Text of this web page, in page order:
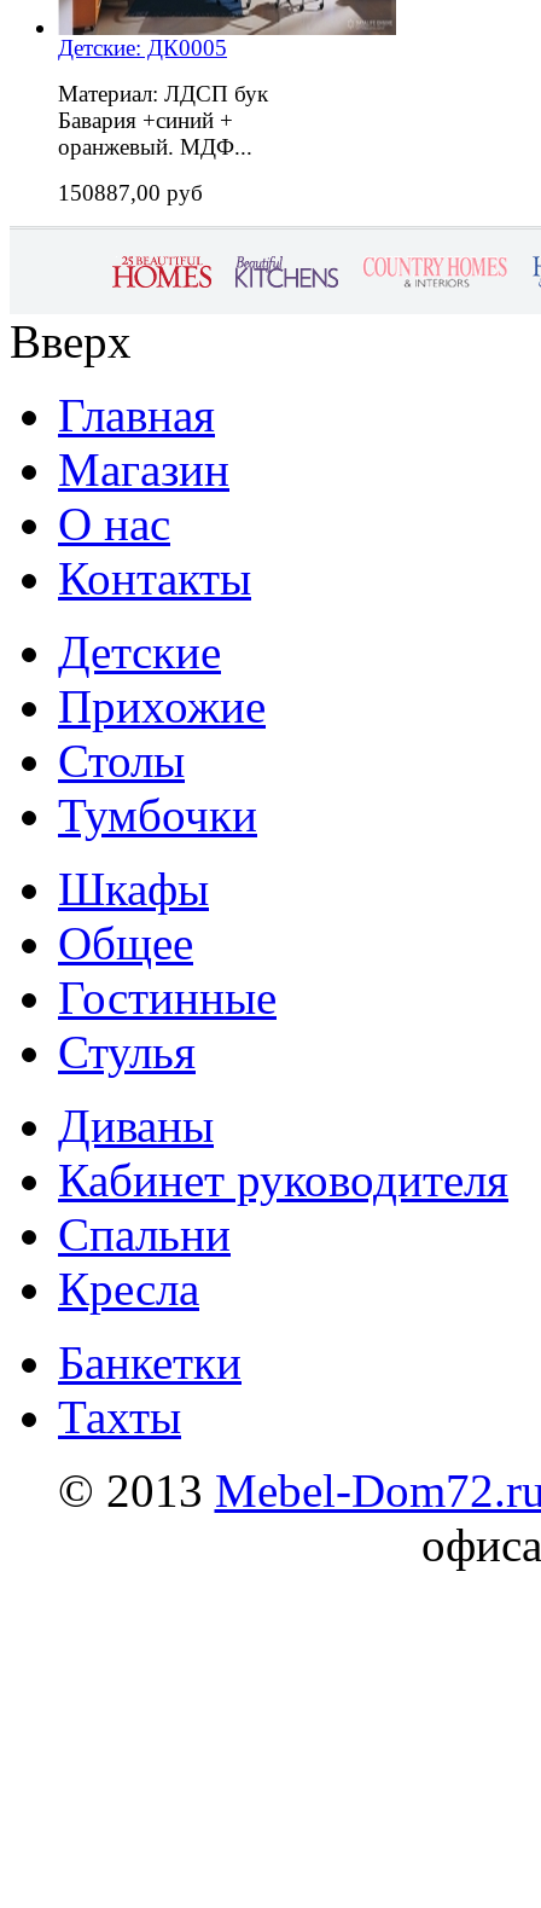
Детские: ДК0005
Материал: ЛДСП бук
Бавария +синий +
оранжевый. МДФ...
150887,00 руб
Вверх
Главная
Магазин
О нас
Контакты
Детские
Прихожие
Столы
Тумбочки
Шкафы
Общее
Гостинные
Стулья
Диваны
Кабинет руководителя
Спальни
Кресла
Банкетки
Тахты
© 2013 Mebel-